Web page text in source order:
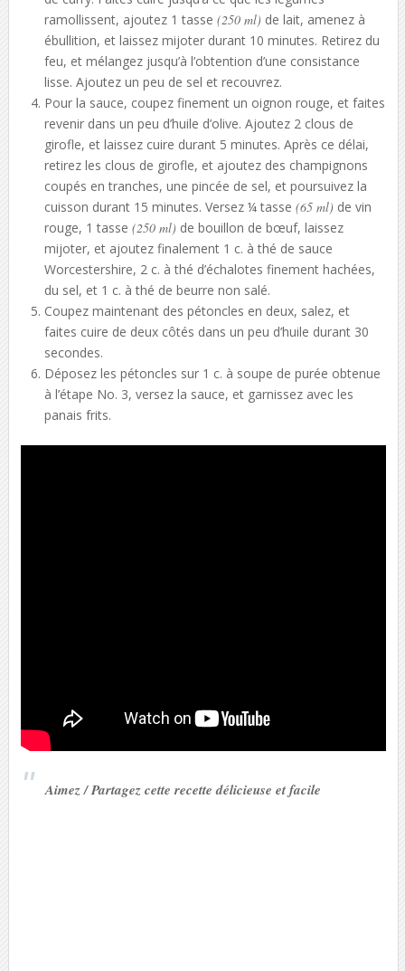
ramollissent, ajoutez 1 tasse (250 ml) de lait, amenez à
ébullition, et laissez mijoter durant 10 minutes. Retirez du
feu, et mélangez jusqu’à l’obtention d’une consistance
lisse. Ajoutez un peu de sel et recouvrez.
Pour la sauce, coupez finement un oignon rouge, et faites
revenir dans un peu d’huile d’olive. Ajoutez 2 clous de
girofle, et laissez cuire durant 5 minutes. Après ce délai,
retirez les clous de girofle, et ajoutez des champignons
coupés en tranches, une pincée de sel, et poursuivez la
cuisson durant 15 minutes. Versez ¼ tasse (65 ml) de vin
rouge, 1 tasse(250 ml) de bouillon de bœuf, laissez
mijoter, et ajoutez finalement 1 c. à thé de sauce
Worcestershire, 2 c. à thé d’échalotes finement hachées,
du sel, et 1 c. à thé de beurre non salé.
Coupez maintenant des pétoncles en deux, salez, et
faites cuire de deux côtés dans un peu d’huile durant 30
secondes.
Déposez les pétoncles sur 1 c. à soupe de purée obtenue
à l’étape No. 3, versez la sauce, et garnissez avec les
panais frits.
Aimez / Partagez cette recette délicieuse et facile